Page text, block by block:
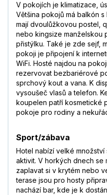
V pokojích je klimatizace,
Většina pokojů má balkón
mají dvoulůžkovou postel,
nebo kingsize manželskou
přistýlku. Také je zde sejf,
pokoji je připojení k
WiFi. Hosté najdou na
rezervovat bezbariérové
sprchový kout a vana. K
vysoušeč vlasů a telefon.
koupelen patří kosmetické
pokoje pro rodiny a
Sport/zábava
Hotel nabízí velké
aktivit. V horkých dnech se
zaplavat si v krytém nebo
terase jsou pro hosty
nachází bar, kde je k